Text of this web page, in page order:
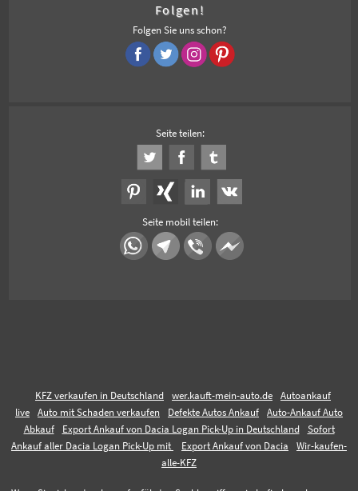
Folgen!
Folgen Sie uns schon?
Seite teilen:
Seite mobil teilen:
KFZ verkaufen in Deutschland wer.kauft-mein-auto.de
Autoankauf
live
Auto mit Schaden verkaufen Defekte Autos Ankauf
Auto-Ankauf Auto
Abkauf
Export Ankauf von Dacia Logan Pick-Up in Deutschland
Sofort
Ankauf aller Dacia Logan Pick-Up mit
Export Ankauf von Dacia
Wir-kaufen-
alle-KFZ